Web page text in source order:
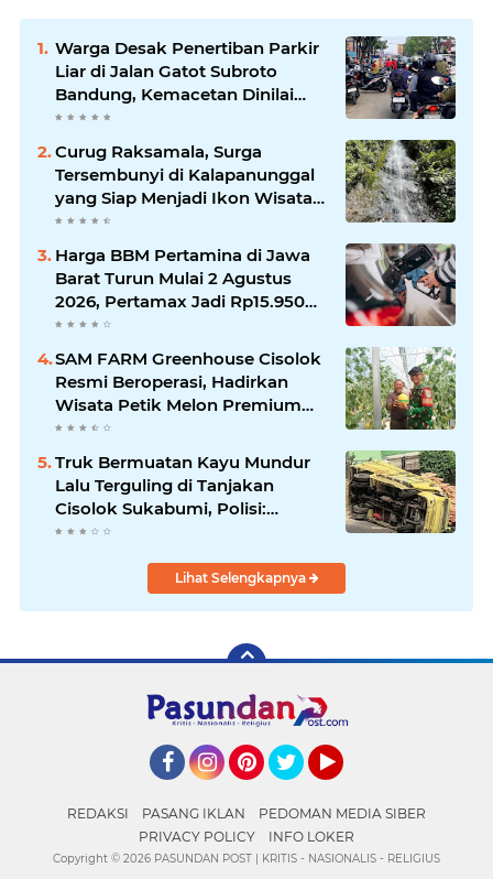
Warga Desak Penertiban Parkir
Liar di Jalan Gatot Subroto
Bandung, Kemacetan Dinilai
Makin Mengkhawatirkan
Curug Raksamala, Surga
Tersembunyi di Kalapanunggal
yang Siap Menjadi Ikon Wisata
Alam Baru Kabupaten
Harga BBM Pertamina di Jawa
Barat Turun Mulai 2 Agustus
2026, Pertamax Jadi Rp15.950
per Liter, Cek Daftar Harga
SAM FARM Greenhouse Cisolok
Resmi Beroperasi, Hadirkan
Wisata Petik Melon Premium
dan Edukasi Pertanian Modern
di Sukabumi
Truk Bermuatan Kayu Mundur
Lalu Terguling di Tanjakan
Cisolok Sukabumi, Polisi:
Diduga Tak Kuat Menanjak
Lihat Selengkapnya
REDAKSI PASANG IKLAN
PEDOMAN MEDIA SIBER
PRIVACY POLICY
INFO LOKER
Copyright © 2026 PASUNDAN POST | KRITIS - NASIONALIS - RELIGIUS